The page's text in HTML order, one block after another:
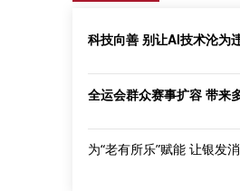
科技向善 别让AI技术沦为
全运会群众赛事扩容 带来
为“老有所乐”赋能 让银发